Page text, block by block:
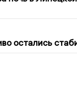
остались